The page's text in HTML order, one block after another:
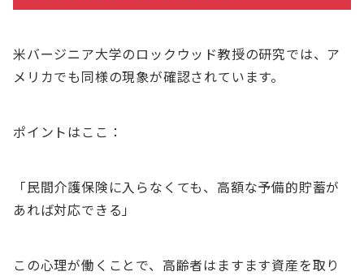
米バージニア大学のロックウッド教授の研究では、ア
メリカでも同様の現象が確認されています。
ポイントはここ：
「民間介護保険に入らなくても、高額な予備的貯蓄が
あれば対応できる」
この心理が働くことで、高齢者はますます資産を取り